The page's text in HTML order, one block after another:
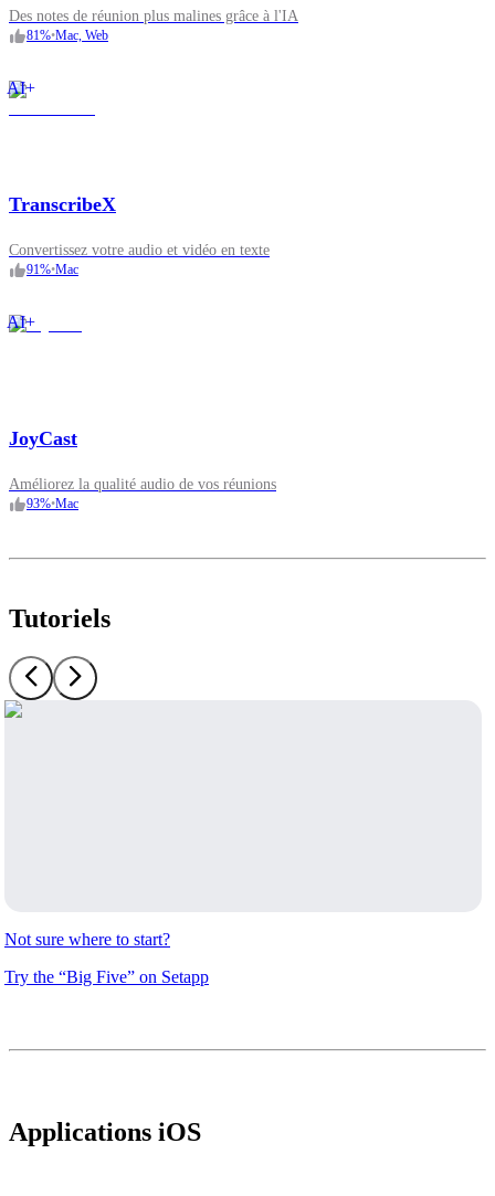
Des notes de réunion plus malines grâce à l'IA
81%•Mac, Web
AI+
TranscribeX
Convertissez votre audio et vidéo en texte
91%•Mac
AI+
JoyCast
Améliorez la qualité audio de vos réunions
93%•Mac
Tutoriels
Not sure where to start?
Try the “Big Five” on Setapp
Applications iOS